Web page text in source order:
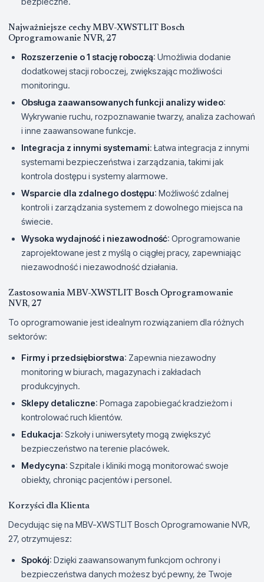
Najważniejsze cechy MBV-XWSTLIT Bosch
Oprogramowanie NVR, 27
Rozszerzenie o 1 stację roboczą: Umożliwia dodanie
dodatkowej stacji roboczej, zwiększając możliwości
monitoringu.
Obsługa zaawansowanych funkcji analizy wideo:
Wykrywanie ruchu, rozpoznawanie twarzy, analiza zachowań
i inne zaawansowane funkcje.
Integracja z innymi systemami: Łatwa integracja z innymi
systemami bezpieczeństwa i zarządzania, takimi jak
kontrola dostępu i systemy alarmowe.
Wsparcie dla zdalnego dostępu: Możliwość zdalnej
kontroli i zarządzania systemem z dowolnego miejsca na
świecie.
Wysoka wydajność i niezawodność: Oprogramowanie
zaprojektowane jest z myślą o ciągłej pracy, zapewniając
niezawodność i niezawodność działania.
Zastosowania MBV-XWSTLIT Bosch Oprogramowanie
NVR, 27
To oprogramowanie jest idealnym rozwiązaniem dla różnych
sektorów:
Firmy i przedsiębiorstwa: Zapewnia niezawodny
monitoring w biurach, magazynach i zakładach
produkcyjnych.
Sklepy detaliczne: Pomaga zapobiegać kradzieżom i
kontrolować ruch klientów.
Edukacja: Szkoły i uniwersytety mogą zwiększyć
bezpieczeństwo na terenie placówek.
Medycyna: Szpitale i kliniki mogą monitorować swoje
obiekty, chroniąc pacjentów i personel.
Korzyści dla Klienta
Decydując się na MBV-XWSTLIT Bosch Oprogramowanie NVR,
27, otrzymujesz:
Spokój: Dzięki zaawansowanym funkcjom ochrony i
bezpieczeństwa danych możesz być pewny, że Twoje